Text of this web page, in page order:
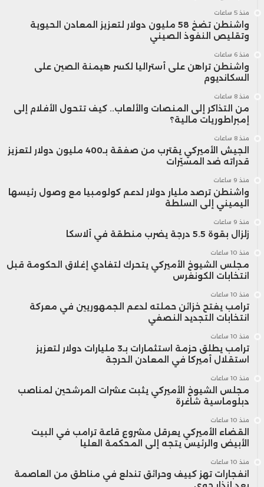
منذ 5 ساعات
واشنطن تضخ 58 مليون دولار لتعزيز المعادن الحيوية
وتقليص النفوذ الصيني
منذ 6 ساعات
واشنطن تراهن على أستراليا لكسر هيمنة الصين على
السكانديوم
منذ 8 ساعات
من التذاكر إلى المنصات والألعاب.. كيف تتحول الأفلام إلى
إمبراطوريات مالية؟
منذ 8 ساعات
الجيش الأميركي يقترب من صفقة بـ400 مليون دولار لتعزيز
قدراته ضد المسيّرات
منذ 9 ساعات
واشنطن ترصد مليار دولار لدعم كولومبيا مع وصول رئيسها
اليميني إلى السلطة
منذ 9 ساعات
زلزال بقوة 5.5 درجة يضرب منطقة في ألاسكا
منذ 10 ساعات
مجلس الشيوخ الأميركي يتحرك لتفادي إغلاق الحكومة قبل
انتخابات الكونغرس
منذ 10 ساعات
ترامب يفتح خزائن حملته لدعم الجمهوريين في معركة
انتخابات التجديد النصفي
منذ 10 ساعات
ترامب يطلق حزمة استثمارات بـ3 مليارات دولار لتعزيز
استقلال أميركا في المعادن الحرجة
منذ 10 ساعات
مجلس الشيوخ الأميركي يثبت عشرات المرشحين لمناصب
دبلوماسية شاغرة
منذ 10 ساعات
القضاء الأميركي يعرقل مشروع قاعة ترامب في البيت
الأبيض والرئيس يتجه إلى المحكمة العليا
منذ 10 ساعات
انفجارات تهز كييف وحرائق تندلع في مناطق من العاصمة